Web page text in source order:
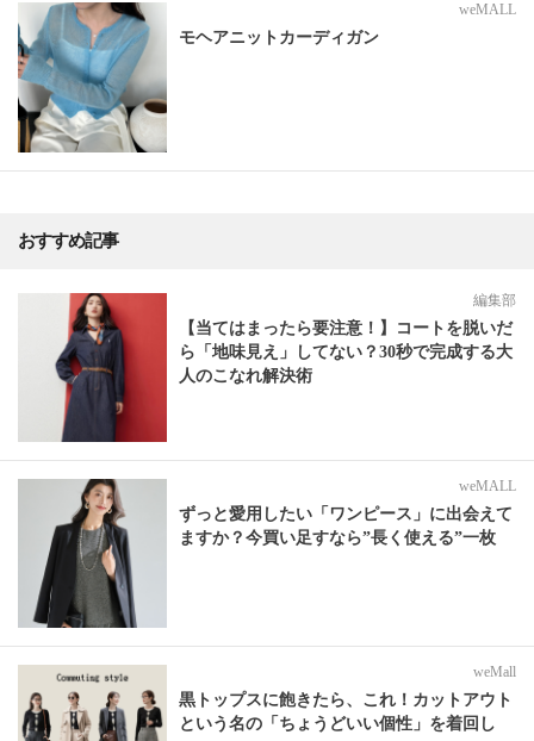
weMALL
モヘアニットカーディガン
おすすめ記事
編集部
【当てはまったら要注意！】コートを脱いだ
ら「地味見え」してない？30秒で完成する大
人のこなれ解決術
weMALL
ずっと愛用したい「ワンピース」に出会えて
ますか？今買い足すなら”長く使える”一枚
weMall
黒トップスに飽きたら、これ！カットアウト
という名の「ちょうどいい個性」を着回し